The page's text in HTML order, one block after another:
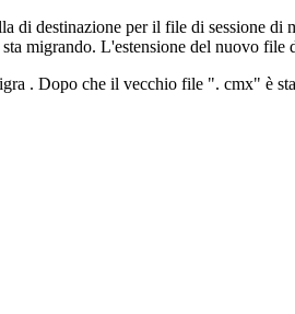
di destinazione per il file di sessione di
migrando. L'estensione del nuovo file
. Dopo che il vecchio file ". cmx" è